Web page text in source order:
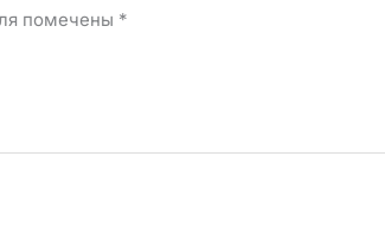
помечены *